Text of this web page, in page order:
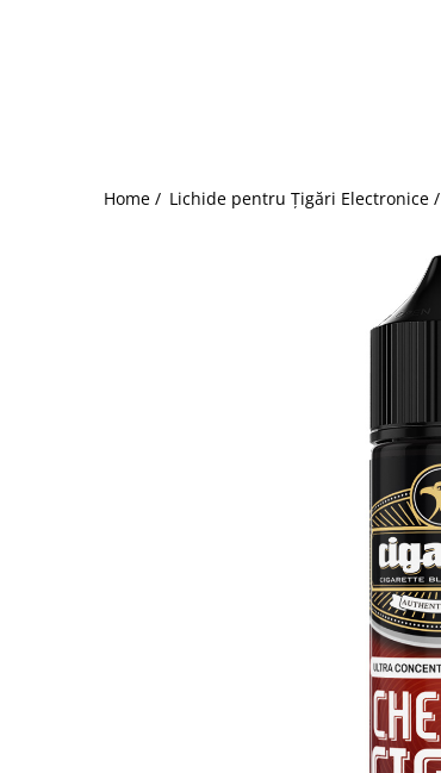
Home / Lichide pentru Țigări Electronice /